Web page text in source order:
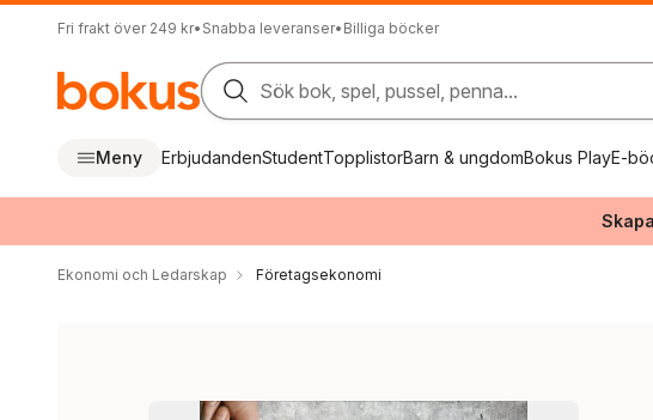
Fri frakt över 249 kr• Snabba leveranser• Billiga böcker
Sök bok, spel, pussel, penna...
Meny ErbjudandenStudentTopplistorBarn & ungdomBokus PlayE-
Ekonomi och Ledarskap Företagsekonomi